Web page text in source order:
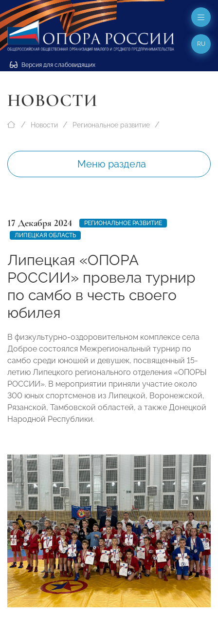
Версия для слабовидящих
RU
НОВОСТИ
Новости Региональное развитие
Меню раздела
17 Декабря 2024
РЕГИОНАЛЬНОЕ РАЗВИТИЕ
ЛИПЕЦКАЯ ОБЛАСТЬ
Липецкая «ОПОРА
РОССИИ» провела турнир
по самбо в честь своего
юбилея
В физкультурно-оздоровительном комплексе села
Доброе состоялся Межрегиональный турнир по
самбо среди юношей и девушек, посвященный 15-
летию Липецкого регионального отделения «ОПОРЫ
РОССИИ». В мероприятии приняли участие около
300 юных спортсменов из Липецкой, Воронежской,
Рязанской, Тамбовской областей, а также Донецкой
Народной Республики.